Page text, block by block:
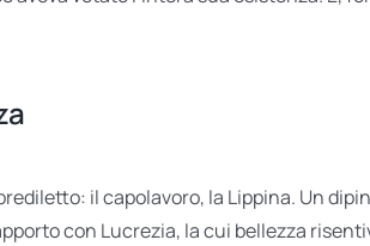
il capolavoro, la Lippina. Un
con Lucrezia, la cui bellezza